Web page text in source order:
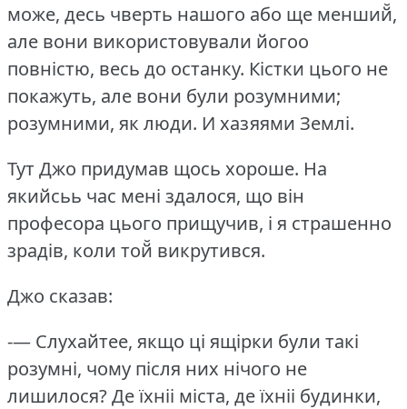
може, десь чверть нашого або ще менший̆,
але вони використовували йогоо
повністю, весь до останку. Кістки цього не
покажуть, але вони були розумними;
розумними, як люди. И хазяями Землі.
Тут Джо придумав щось хороше. На
якийсьь час мені здалося, що він
професора цього прищучив, і я страшенно
зрадів, коли той̆ викрутився.
Джо сказав:
-— Слухайтее, якщо ці ящірки були такі
розумні, чому після них нічого не
лишилося?Де їхніі міста, де їхніі будинки,